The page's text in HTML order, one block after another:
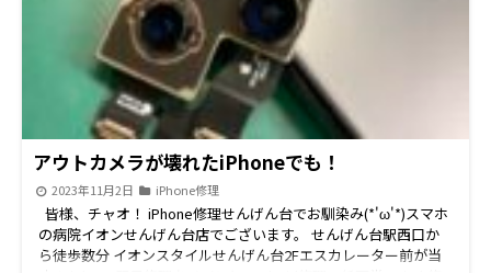
アウトカメラが壊れたiPhoneでも！
2023年11月2日 iPhone修理
皆様、チャオ！ iPhone修理せんげん台でお馴染み(*'ω'*)スマホ
の病院イオンせんげん台店でございます。 せんげん台駅西口か
ら徒歩数分 イオンスタイルせんげん台2Fエスカレーター前が当